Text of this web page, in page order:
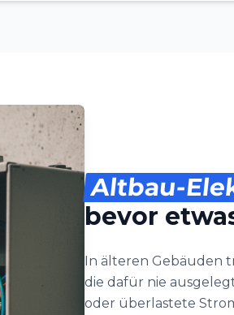
Altbau-
bevor
In älteren Gebäuden
die dafür nie
oder überlastete